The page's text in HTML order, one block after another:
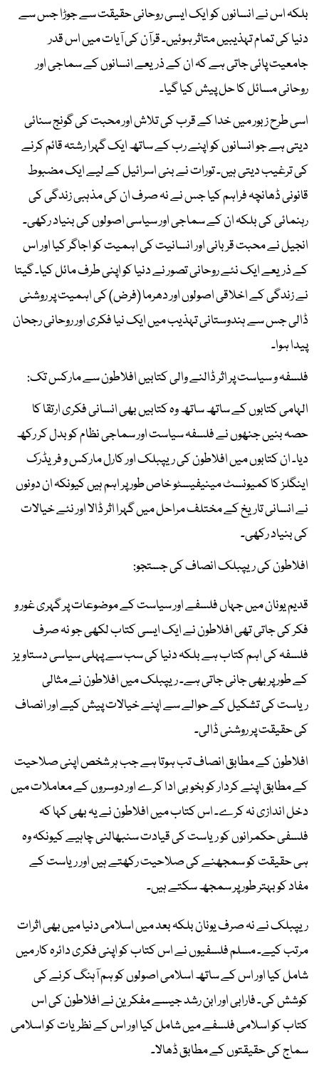
بلکہ اس نے انسانوں کو ایک ایسی روحانی حقیقت سے جوڑا جس سے
دنیا کی تمام تہذیبیں متاثر ہوئیں۔ قرآن کی آیات میں اس قدر
جامعیت پائی جاتی ہے کہ ان کے ذریعے انسانوں کے سماجی اور
روحانی مسائل کا حل پیش کیا گیا۔
اسی طرح زبور میں خدا کے قرب کی تلاش اور محبت کی گونج سنائی
دیتی ہے جو انسانوں کو اپنے رب کے ساتھ ایک گہرا رشتہ قائم کرنے
کی ترغیب دیتی ہیں۔ تورات نے بنی اسرائیل کے لیے ایک مضبوط
قانونی ڈھانچہ فراہم کیا جس نے نہ صرف ان کی مذہبی زندگی کی
رہنمائی کی بلکہ ان کے سماجی اور سیاسی اصولوں کی بنیاد رکھی۔
انجیل نے محبت قربانی اور انسانیت کی اہمیت کو اجاگر کیا اور اس
کے ذریعے ایک نئے روحانی تصور نے دنیا کو اپنی طرف مائل کیا۔ گیتا
نے زندگی کے اخلاقی اصولوں اور دھرما (فرض) کی اہمیت پر روشنی
ڈالی جس سے ہندوستانی تہذیب میں ایک نیا فکری اور روحانی رجحان
پیدا ہوا۔
فلسفہ و سیاست پر اثر ڈالنے والی کتابیں افلاطون سے مارکس تک:
الہامی کتابوں کے ساتھ ساتھ وہ کتابیں بھی انسانی فکری ارتقا کا
حصہ بنیں جنھوں نے فلسفہ سیاست اور سماجی نظام کو بدل کر رکھ
دیا۔ ان کتابوں میں افلاطون کی ریپبلک اور کارل مارکس و فریڈرک
اینگلز کا کمیونسٹ مینیفیسٹو خاص طور پر اہم ہیں کیونکہ ان دونوں
نے انسانی تاریخ کے مختلف مراحل میں گہرا اثر ڈالا اور نئے خیالات
کی بنیاد رکھی۔
افلاطون کی ریپبلک انصاف کی جستجو:
قدیم یونان میں جہاں فلسفے اور سیاست کے موضوعات پر گہری غور و
فکر کی جاتی تھی افلاطون نے ایک ایسی کتاب لکھی جو نہ صرف
فلسفہ کی اہم کتاب ہے بلکہ دنیا کی سب سے پہلی سیاسی دستاویز
کے طور پر بھی جانی جاتی ہے۔ ریپبلک میں افلاطون نے مثالی
ریاست کی تشکیل کے حوالے سے اپنے خیالات پیش کیے اور انصاف
کی حقیقت پر روشنی ڈالی۔
افلاطون کے مطابق انصاف تب ہوتا ہے جب ہر شخص اپنی صلاحیت
کے مطابق اپنے کردار کو بخوبی ادا کرے اور دوسروں کے معاملات میں
دخل اندازی نہ کرے۔ اس کتاب میں افلاطون نے یہ بھی کہا کہ
فلسفی حکمرانوں کو ریاست کی قیادت سنبھالنی چاہیے کیونکہ وہ
ہی حقیقت کو سمجھنے کی صلاحیت رکھتے ہیں اور ریاست کے
مفاد کو بہتر طور پر سمجھ سکتے ہیں۔
ریپبلک نے نہ صرف یونان بلکہ بعد میں اسلامی دنیا میں بھی اثرات
مرتب کیے۔ مسلم فلسفیوں نے اس کتاب کو اپنی فکری دائرہ کار میں
شامل کیا اور اس کے ساتھ اسلامی اصولوں کو ہم آہنگ کرنے کی
کوشش کی۔ فارابی اور ابن رشد جیسے مفکرین نے افلاطون کی اس
کتاب کو اسلامی فلسفے میں شامل کیا اور اس کے نظریات کو اسلامی
سماج کی حقیقتوں کے مطابق ڈھالا۔